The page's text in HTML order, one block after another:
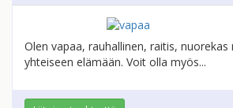
Olen vapaa, rauhallinen, raitis,
yhteiseen elämään. Voit olla myös...